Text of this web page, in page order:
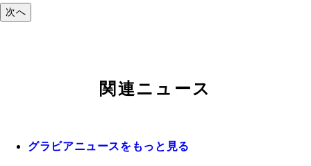
次へ
関連ニュース
グラビアニュースをもっと見る